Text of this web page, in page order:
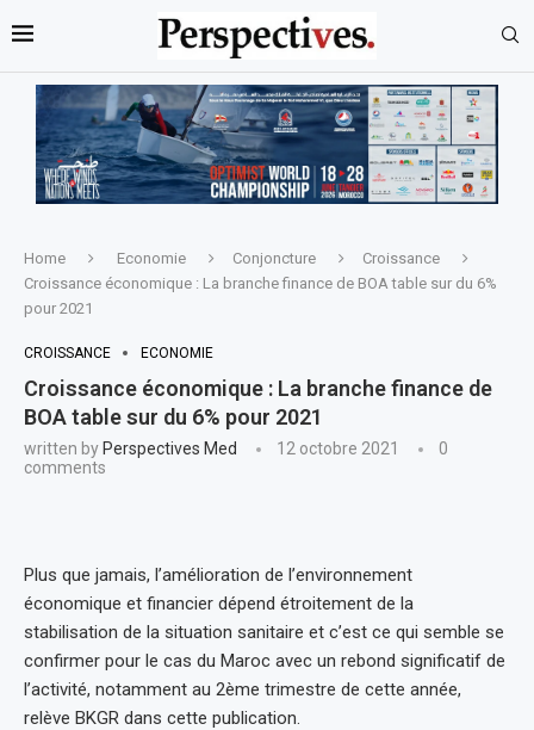
Home Economie Conjoncture
Croissance
Croissance économique : La branche finance de BOA table sur du 6%
pour 2021
CROISSANCE ECONOMIE
Croissance économique : La branche finance de
BOA table sur du 6% pour 2021
written by Perspectives Med 12 octobre 2021
0
comments
Plus que jamais, l’amélioration de l’environnement
économique et financier dépend étroitement de la
stabilisation de la situation sanitaire et c’est ce qui semble se
confirmer pour le cas du Maroc avec un rebond significatif de
l’activité, notamment au 2ème trimestre de cette année,
relève BKGR dans cette publication.